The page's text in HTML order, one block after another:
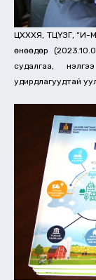
ЦХХХЯ, ТЦҮЗГ, “И-
өнөөдөр
судалгаа,
удирдлагуудтай